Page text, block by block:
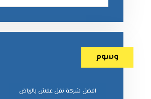
وسوم
افضل شركة نقل عفش بالرياض